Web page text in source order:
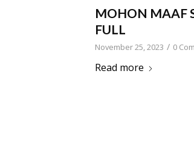
MOHON MAAF
FULL
November 25, 2023 / 0
Read more